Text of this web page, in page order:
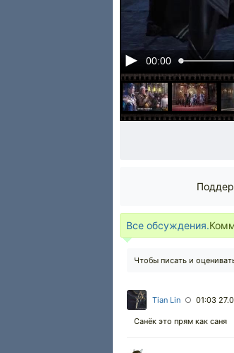
00:00
Все обсуждения.
Чтобы писать и
Tian Lin ○ 01:03
Санёк это прям как саня